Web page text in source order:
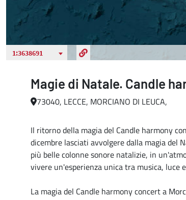
Magie di Natale. Candle
73040, LECCE, MORCIANO DI LEUCA,
Il ritorno della magia del Candle harmony
dicembre lasciati avvolgere dalla magia del
più belle colonne sonore natalizie, in
vivere un'esperienza unica tra musica, luce
La magia del Candle harmony concert a